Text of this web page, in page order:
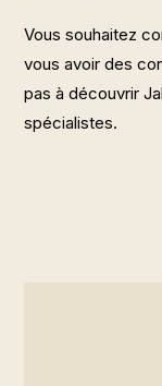
Vous souhaitez
vous avoir des
pas à découvrir
spécialistes.